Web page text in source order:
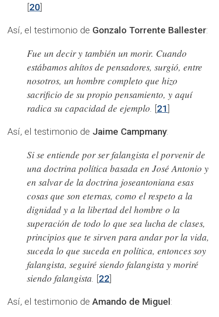
[20]
Así, el testimonio de Gonzalo Torrente Ballester:
Fue un decir y también un morir. Cuando
estábamos ahítos de pensadores, surgió, entre
nosotros, un hombre completo que hizo
sacrificio de su propio pensamiento, y aquí
radica su capacidad de ejemplo [21]
Así, el testimonio de Jaime Campmany:
Si se entiende por ser falangista el porvenir de
una doctrina política basada en José Antonio y
en salvar de la doctrina joseantoniana esas
cosas que son eternas, como el respeto a la
dignidad y a la libertad del hombre o la
superación de todo lo que sea lucha de clases,
principios que te sirven para andar por la vida,
suceda lo que suceda en política, entonces soy
falangista, seguiré siendo falangista y moriré
siendo falangista [22]
Así, el testimonio de Amando de Miguel: